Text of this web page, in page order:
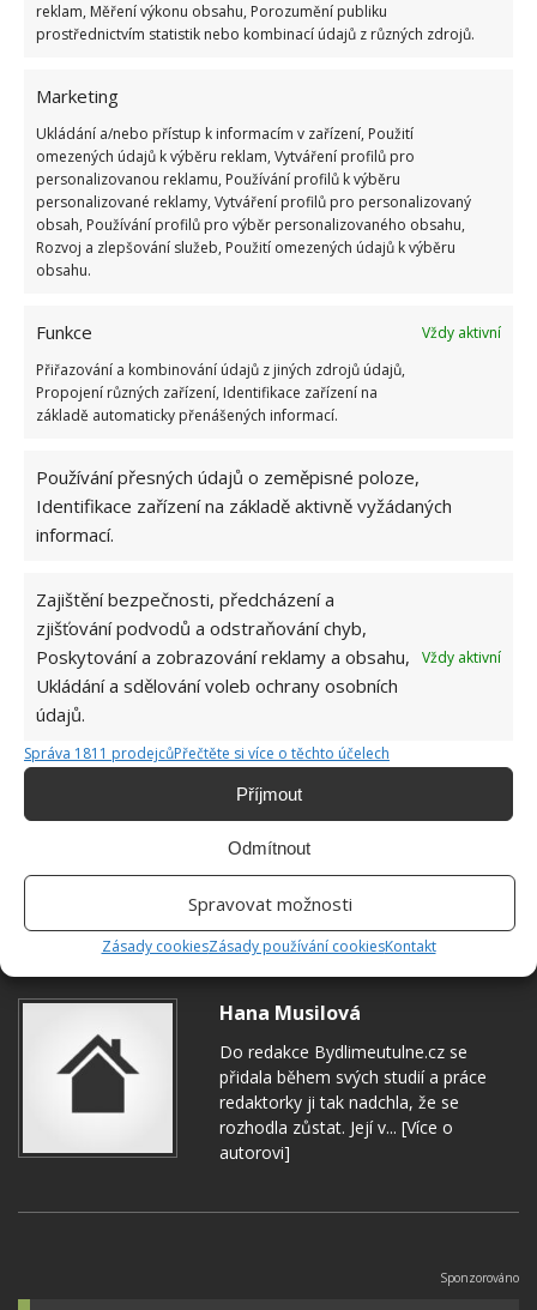
reklam, Měření výkonu obsahu, Porozumění publiku
prostřednictvím statistik nebo kombinací údajů z různých zdrojů.
Marketing
Ukládání a/nebo přístup k informacím v zařízení, Použití
omezených údajů k výběru reklam, Vytváření profilů pro
personalizovanou reklamu, Používání profilů k výběru
personalizované reklamy, Vytváření profilů pro personalizovaný
obsah, Používání profilů pro výběr personalizovaného obsahu,
Rozvoj a zlepšování služeb, Použití omezených údajů k výběru
obsahu.
Funkce
Vždy aktivní
Přiřazování a kombinování údajů z jiných zdrojů údajů,
Propojení různých zařízení, Identifikace zařízení na
základě automaticky přenášených informací.
Používání přesných údajů o zeměpisné poloze,
Identifikace zařízení na základě aktivně vyžádaných
informací.
Zajištění bezpečnosti, předcházení a
zjišťování podvodů a odstraňování chyb,
Poskytování a zobrazování reklamy a obsahu,
Ukládání a sdělování voleb ochrany osobních
údajů.
Vždy aktivní
Správa 1811 prodejcůPřečtěte si více o těchto účelech
Příjmout
Odmítnout
Spravovat možnosti
Zásady cookiesZásady používání cookiesKontakt
DOMÁCÍ PRÁCE RADY A TIPY
Hana Musilová
Do redakce Bydlimeutulne.cz se
přidala během svých studií a práce
redaktorky ji tak nadchla, že se
rozhodla zůstat. Její v... [Více o
autorovi]